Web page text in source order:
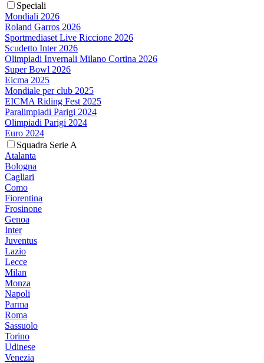
Speciali
Mondiali 2026
Roland Garros 2026
Sportmediaset Live Riccione 2026
Scudetto Inter 2026
Olimpiadi Invernali Milano Cortina 2026
Super Bowl 2026
Eicma 2025
Mondiale per club 2025
EICMA Riding Fest 2025
Paralimpiadi Parigi 2024
Olimpiadi Parigi 2024
Euro 2024
Squadra Serie A
Atalanta
Bologna
Cagliari
Como
Fiorentina
Frosinone
Genoa
Inter
Juventus
Lazio
Lecce
Milan
Monza
Napoli
Parma
Roma
Sassuolo
Torino
Udinese
Venezia